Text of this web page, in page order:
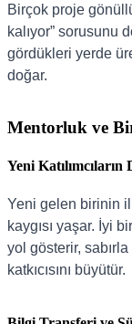
Birçok proje
kalıyor” sorusunu
gördükleri yerde
doğar.
Mentorluk ve
Yeni Katılımcıların
Yeni gelen birinin
kaygısı yaşar. İyi
yol gösterir,
katkıcısını büyütür.